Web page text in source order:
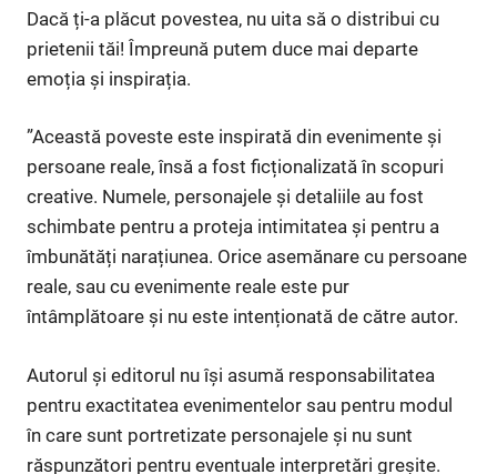
Dacă ți-a plăcut povestea, nu uita să o distribui cu
prietenii tăi! Împreună putem duce mai departe
emoția și inspirația.
”Această poveste este inspirată din evenimente și
persoane reale, însă a fost ficționalizată în scopuri
creative. Numele, personajele și detaliile au fost
schimbate pentru a proteja intimitatea și pentru a
îmbunătăți narațiunea. Orice asemănare cu persoane
reale, sau cu evenimente reale este pur
întâmplătoare și nu este intenționată de către autor.
Autorul și editorul nu își asumă responsabilitatea
pentru exactitatea evenimentelor sau pentru modul
în care sunt portretizate personajele și nu sunt
răspunzători pentru eventuale interpretări greșite.